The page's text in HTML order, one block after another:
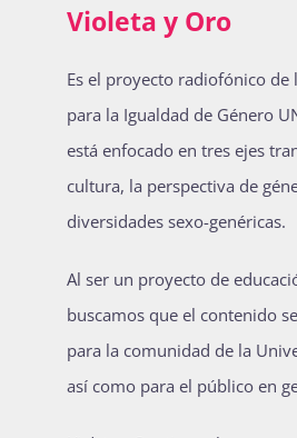
Violeta y Oro
Es el proyecto radiofónico de
para la Igualdad de Género
está enfocado en tres ejes
cultura, la perspectiva de
diversidades sexo-genéricas.
Al ser un proyecto de
buscamos que el contenido
para la comunidad de la
así como para el público en